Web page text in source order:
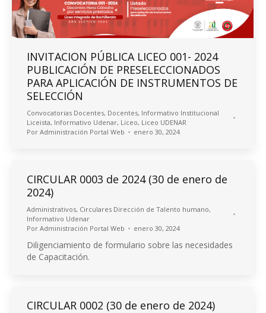
INVITACION PÚBLICA LICEO 001- 2024
PUBLICACIÓN DE PRESELECCIONADOS
PARA APLICACIÓN DE INSTRUMENTOS DE
SELECCIÓN
Convocatorias Docentes, Docentes, Informativo Institucional
Liceista, Informativo Udenar, Liceo, Liceo UDENAR
Por Administración Portal Web enero 30, 2024
CIRCULAR 0003 de 2024 (30 de enero de
2024)
Administrativos, Circulares Dirección de Talento humano,
Informativo Udenar
Por Administración Portal Web enero 30, 2024
Diligenciamiento de formulario sobre las necesidades
de Capacitación.
CIRCULAR 0002 (30 de enero de 2024)